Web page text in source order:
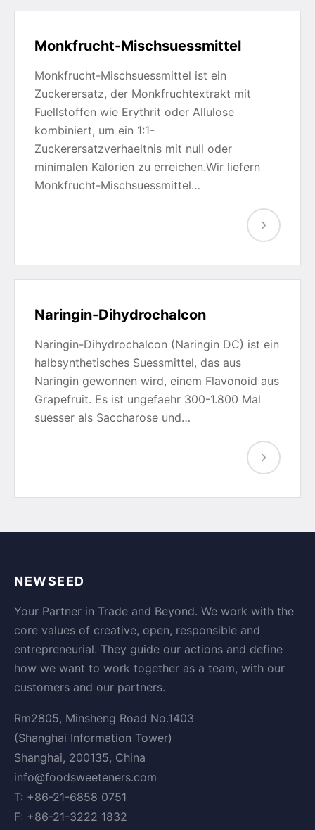
Monkfrucht-Mischsuessmittel
Monkfrucht-Mischsuessmittel ist ein
Zuckerersatz, der Monkfruchtextrakt mit
Fuellstoffen wie Erythrit oder Allulose
kombiniert, um ein 1:1-
Zuckerersatzverhaeltnis mit null oder
minimalen Kalorien zu erreichen.Wir liefern
Monkfrucht-Mischsuessmittel…
Naringin-Dihydrochalcon
Naringin-Dihydrochalcon (Naringin DC) ist ein
halbsynthetisches Suessmittel, das aus
Naringin gewonnen wird, einem Flavonoid aus
Grapefruit. Es ist ungefaehr 300-1.800 Mal
suesser als Saccharose und…
NEWSEED
Your Partner in Trade and Beyond. We work with the
core values of creative, open, responsible and
entrepreneurial. They guide our actions and define
how we want to work together as a team, with our
customers and our partners.
Rm2805, Minsheng Road No.1403
(Shanghai Information Tower)
Shanghai, 200135, China
info@foodsweeteners.com
T: +86-21-6858 0751
F: +86-21-3222 1832